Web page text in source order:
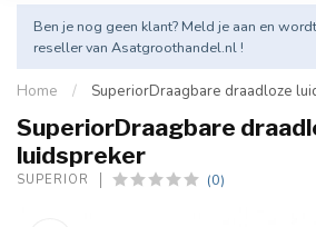
Ben je nog geen klant? Meld je aan en
reseller van Asatgroothandel.nl !
Home / SuperiorDraagbare draadloze
SuperiorDraagbare
luidspreker
SUPERIOR (0)